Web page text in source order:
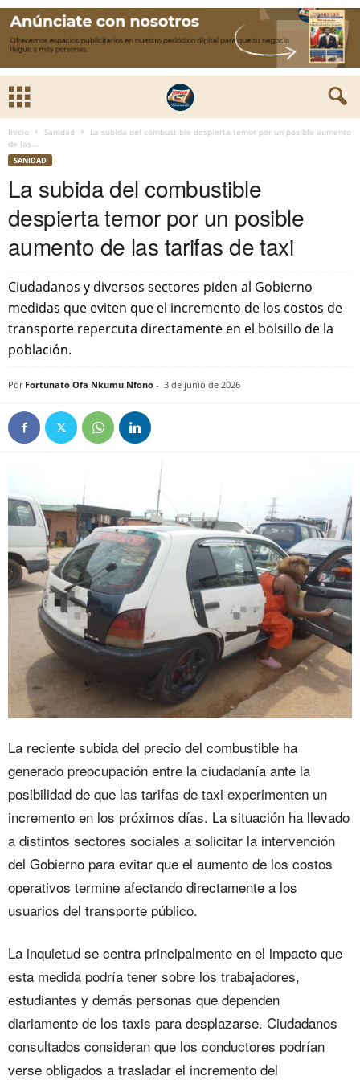
Inicio Sanidad
La subida del combustible despierta temor por un posible aumento
de las...
SANIDAD
La subida del combustible
despierta temor por un posible
aumento de las tarifas de taxi
Ciudadanos y diversos sectores piden al Gobierno
medidas que eviten que el incremento de los costos de
transporte repercuta directamente en el bolsillo de la
población.
Por Fortunato Ofa Nkumu Nfono - 3 de junio de 2026
La reciente subida del precio del combustible ha
generado preocupación entre la ciudadanía ante la
posibilidad de que las tarifas de taxi experimenten un
incremento en los próximos días. La situación ha llevado
a distintos sectores sociales a solicitar la intervención
del Gobierno para evitar que el aumento de los costos
operativos termine afectando directamente a los
usuarios del transporte público.
La inquietud se centra principalmente en el impacto que
esta medida podría tener sobre los trabajadores,
estudiantes y demás personas que dependen
diariamente de los taxis para desplazarse. Ciudadanos
consultados consideran que los conductores podrían
verse obligados a trasladar el incremento del